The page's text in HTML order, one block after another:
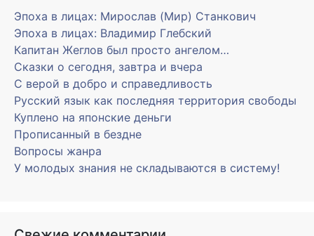
Эпоха в лицах: Мирослав (Мир) Станкович
Эпоха в лицах: Владимир Глебский
Капитан Жеглов был просто ангелом…
Сказки о сегодня, завтра и вчера
С верой в добро и справедливость
Русский язык как последняя территория свободы
Куплено на японские деньги
Прописанный в бездне
Вопросы жанра
У молодых знания не складываются в систему!